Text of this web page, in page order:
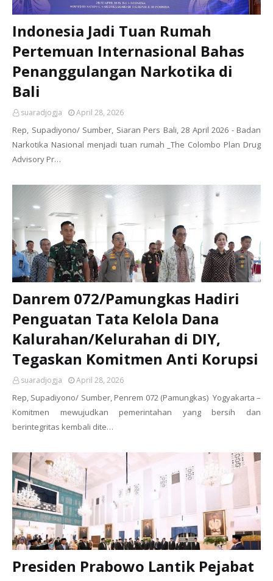
Indonesia Jadi Tuan Rumah
Pertemuan Internasional Bahas
Penanggulangan Narkotika di
Bali
suaradjogja April 28, 2026
Rep, Supadiyono/ Sumber, Siaran Pers Bali, 28 April 2026 - Badan
Narkotika Nasional menjadi tuan rumah _The Colombo Plan Drug
Advisory Pr…
Danrem 072/Pamungkas Hadiri
Penguatan Tata Kelola Dana
Kalurahan/Kelurahan di DIY,
Tegaskan Komitmen Anti Korupsi
suaradjogja April 28, 2026
Rep, Supadiyono/ Sumber, Penrem 072 (Pamungkas) Yogyakarta –
Komitmen mewujudkan pemerintahan yang bersih dan
berintegritas kembali dite…
Presiden Prabowo Lantik Pejabat